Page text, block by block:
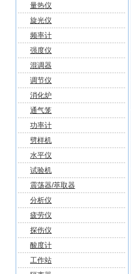
量热仪
旋光仪
频率计
强度仪
混调器
调节仪
消化炉
通气笼
功率计
劈样机
水平仪
试验机
震荡器/萃取器
分析仪
疲劳仪
探伤仪
酸度计
工作站